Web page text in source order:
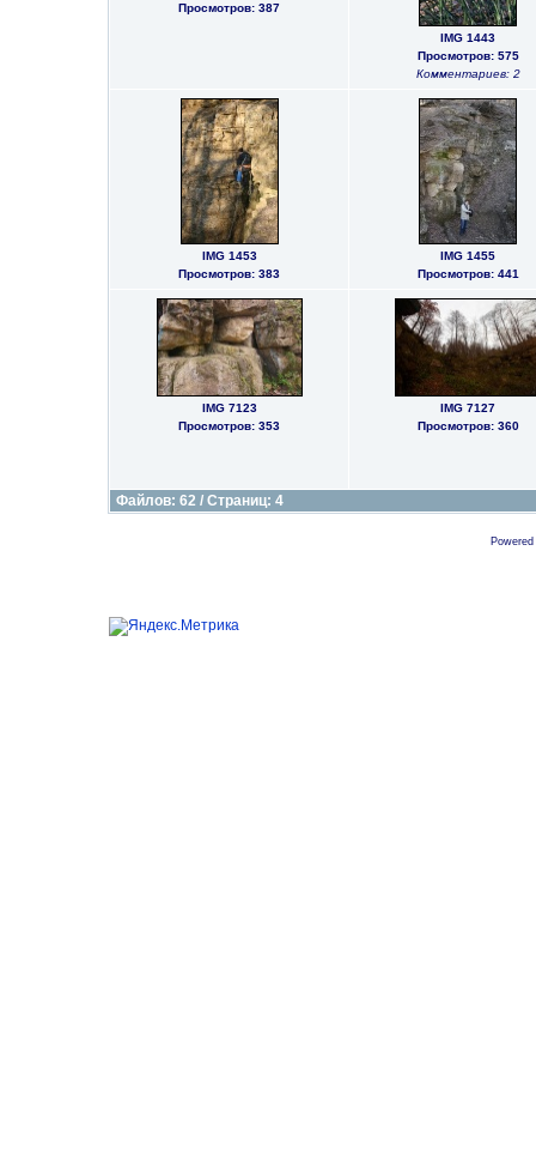
Просмотров: 387
IMG 1443
Просмотров: 575
Комментариев: 2
IMG 1453
Просмотров: 383
IMG 1455
Просмотров: 441
IMG 7123
Просмотров: 353
IMG 7127
Просмотров: 360
Файлов: 62 / Страниц: 4